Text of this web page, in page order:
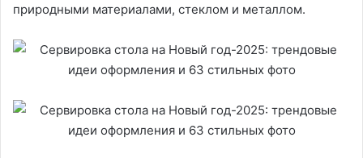
природными материалами, стеклом и металлом.